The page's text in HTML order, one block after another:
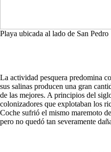
Playa ubicada al lado de San Pedro
La actividad pesquera predomina
sus salinas producen una gran
de las mejores. A principios del
colonizadores que explotaban los
Coche sufrió el mismo maremoto
pero no quedó tan severamente